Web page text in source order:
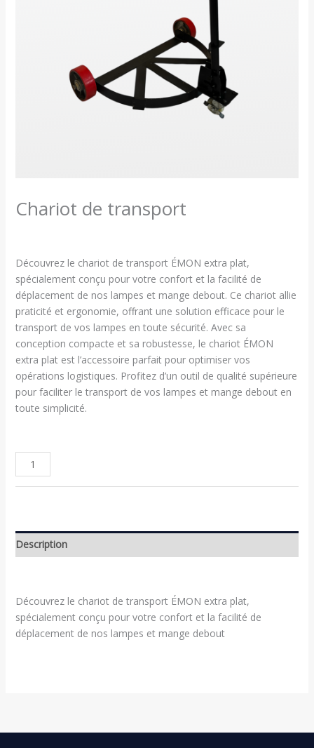
Chariot de transport
Découvrez le chariot de transport ÉMON extra plat,
spécialement conçu pour votre confort et la facilité de
déplacement de nos lampes et mange debout. Ce chariot allie
praticité et ergonomie, offrant une solution efficace pour le
transport de vos lampes en toute sécurité. Avec sa
conception compacte et sa robustesse, le chariot ÉMON
extra plat est l’accessoire parfait pour optimiser vos
opérations logistiques. Profitez d’un outil de qualité supérieure
pour faciliter le transport de vos lampes et mange debout en
toute simplicité.
Description
Découvrez le chariot de transport ÉMON extra plat,
spécialement conçu pour votre confort et la facilité de
déplacement de nos lampes et mange debout